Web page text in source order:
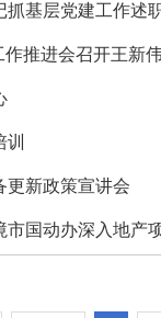
抓基层党建工作述
推进会召开王新
更新政策宣讲会
国动办深入地产